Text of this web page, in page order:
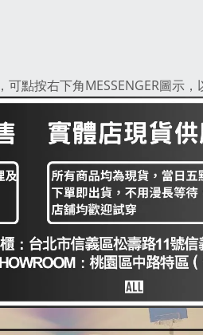
點按右下角MESSENGER圖示